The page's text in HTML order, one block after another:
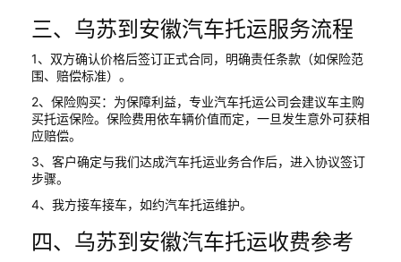
三、乌苏到安徽汽车托运服务流程
1、双方确认价格后签订正式合同，明确责任条款（如保险范
围、赔偿标准）。
2、保险购买：为保障利益，专业汽车托运公司会建议车主购
买托运保险。保险费用依车辆价值而定，一旦发生意外可获相
应赔偿。
3、客户确定与我们达成汽车托运业务合作后，进入协议签订
步骤。
4、我方接车接车，如约汽车托运维护。
四、乌苏到安徽汽车托运收费参考